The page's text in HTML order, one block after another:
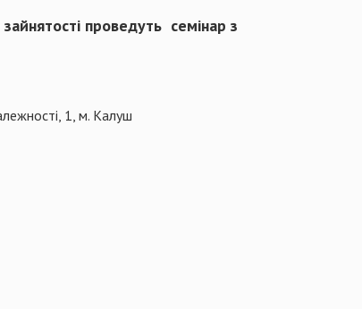
проведуть семінар з
1, м. Калуш